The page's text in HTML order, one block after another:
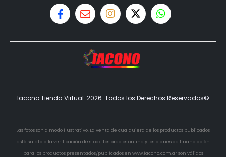
Iacono Tienda Virtual. 2026. Todos los Derechos Reservados©
Las fotos son a modo ilustrativo. La venta de cualquiera de los productos publicados
está sujeta a la verificación de stock. Los precios online y los planes de financiación
para los productos presentados/publicados en www.iacono.com.ar son válidos